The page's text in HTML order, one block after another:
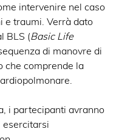
intervenire nel caso
e traumi. Verrà dato
BLS (Basic Life
di manovre di
che comprende la
i partecipanti avranno
esercitarsi